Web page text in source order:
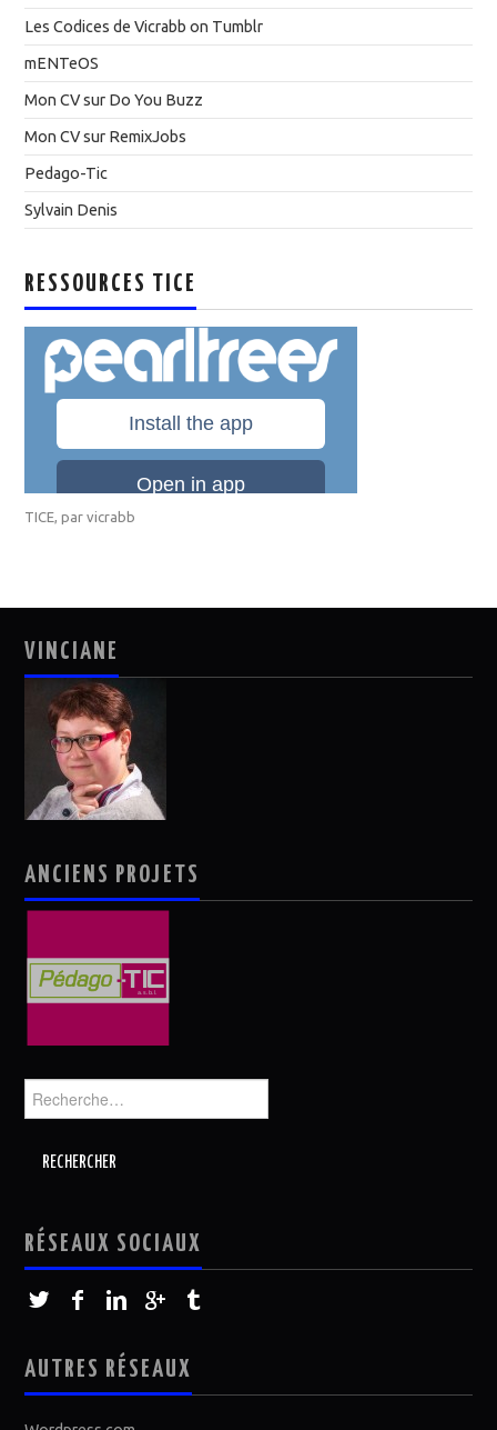
Les Codices de Vicrabb on Tumblr
mENTeOS
Mon CV sur Do You Buzz
Mon CV sur RemixJobs
Pedago-Tic
Sylvain Denis
RESSOURCES TICE
TICE, parvicrabb
VINCIANE
ANCIENS PROJETS
Rechercher :
RÉSEAUX SOCIAUX
AUTRES RÉSEAUX